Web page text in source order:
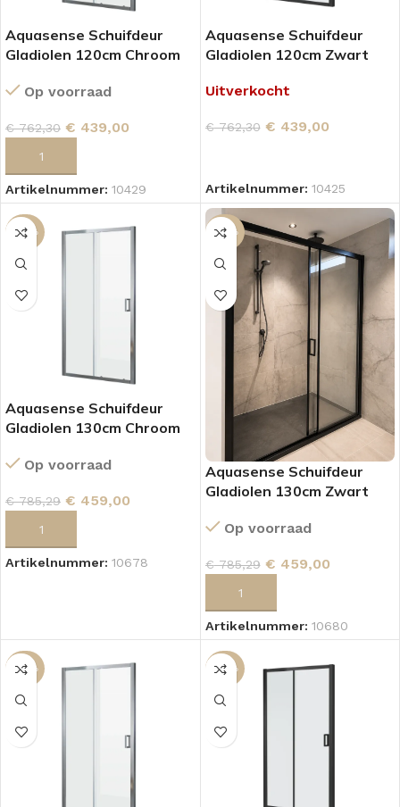
Aquasense Schuifdeur
Gladiolen 120cm Chroom
Op voorraad
€762,30 € 439,00
Artikelnummer: 10429
Aquasense Schuifdeur
Gladiolen 120cm Zwart
Uitverkocht
€762,30 € 439,00
Artikelnummer: 10425
-42%
Aquasense Schuifdeur
Gladiolen 130cm Chroom
Op voorraad
€785,29 € 459,00
Artikelnummer: 10678
-42%
Aquasense Schuifdeur
Gladiolen 130cm Zwart
Op voorraad
€785,29 € 459,00
Artikelnummer: 10680
-42% -42%